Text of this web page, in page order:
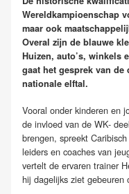
Wereldkampioenschap
maar ook
Overal zijn de blauwe
Huizen, auto’s, winkels
gaat het gesprek van
nationale elftal.
Vooral onder kinderen en
de invloed van de WK-
brengen, spreekt
leiders en coaches van
vertelt de ervaren trainer
hij dagelijks ziet gebeuren